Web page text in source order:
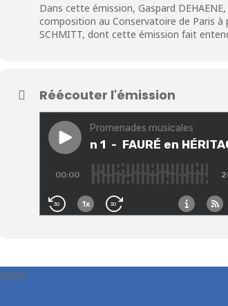
Dans cette émission, Gaspard
composition au Conservatoire de Paris à
SCHMITT, dont cette émission fait
Réécouter l'émission